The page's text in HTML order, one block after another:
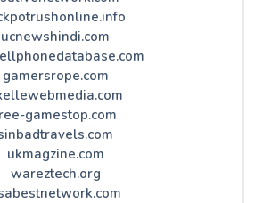
ucnewshindi.com
gamersrope.com
gamestop.com
ukmagzine.com
wareztech.org